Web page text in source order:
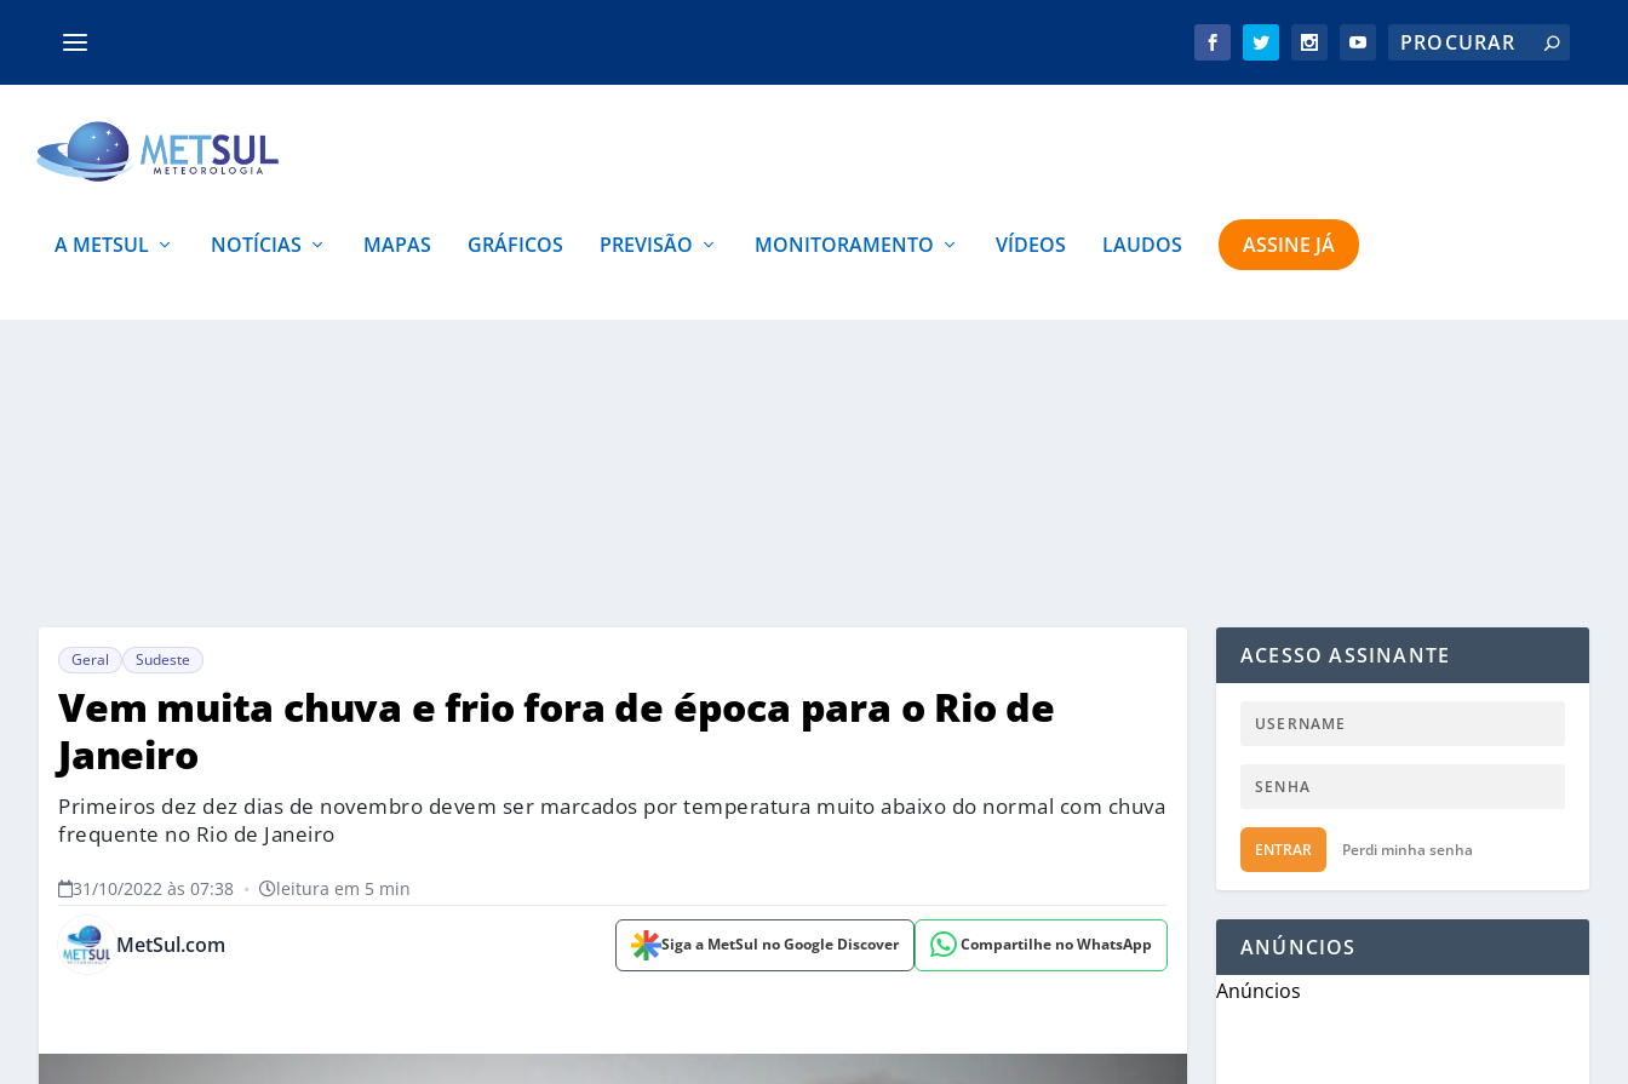
A METSUL NOTÍCIAS MAPAS GRÁFICOS PREVISÃO MONITORAMENTO VÍDEOS LAUDOS ASSINE JÁ
Geral Sudeste
Vem muita chuva e frio fora de época para o Rio de
Janeiro
Primeiros dez dez dias de novembro devem ser marcados por temperatura muito abaixo do normal com chuva
frequente no Rio de Janeiro
31/10/2022 às 07:38 • leitura em 5 min
MetSul.com Siga a MetSul no Google Discover Compartilhe no WhatsApp
ACESSO ASSINANTE
ENTRAR Perdi minha senha
ANÚNCIOS
Anúncios